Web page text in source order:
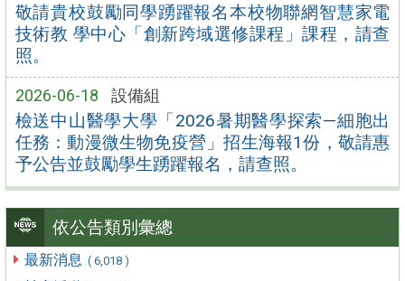
敬請貴校鼓勵同學踴躍報名本校物聯網智慧家電
技術教 學中心「創新跨域選修課程」課程，請查
照。
2026-06-18 設備組
檢送中山醫學大學「2026暑期醫學探索—細胞出
任務：動漫微生物免疫營」招生海報1份，敬請惠
予公告並鼓勵學生踴躍報名，請查照。
依公告類別彙總
最新消息 ( 6,018 )